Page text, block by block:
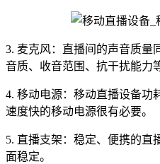
3. 麦克风：直播间的声音质量
音质、收音范围、抗干扰能力
4. 移动电源：移动直播设备功
速度快的移动电源很有必要。
5. 直播支架：稳定、便携的直
面稳定。